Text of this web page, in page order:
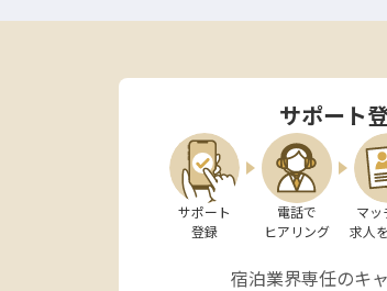
の中核を担っていただきます。資格取得
キルアップも可能です！ 家族手当や住
おりますので、遠方からの転職も安心
できる職場環境をご用意しています。
します！
サポート
サポート
登録
電話で
ヒアリング
マッ
求人
宿泊業界専任のキ